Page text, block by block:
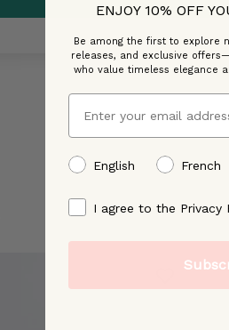
ENJOY 10% OFF
Be among the first to explore
releases, and exclusive
who value timeless elegance
Email
preffered language
English French
By signing up, you agree
I agree to the Privacy